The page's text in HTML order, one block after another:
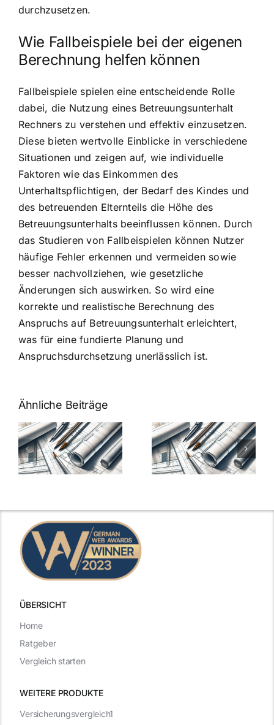
durchzusetzen.
Wie Fallbeispiele bei der eigenen
Berechnung helfen können
Fallbeispiele spielen eine entscheidende Rolle
dabei, die Nutzung eines Betreuungsunterhalt
Rechners zu verstehen und effektiv einzusetzen.
Diese bieten wertvolle Einblicke in verschiedene
Situationen und zeigen auf, wie individuelle
Faktoren wie das Einkommen des
Unterhaltspflichtigen, der Bedarf des Kindes und
des betreuenden Elternteils die Höhe des
Betreuungsunterhalts beeinflussen können. Durch
das Studieren von Fallbeispielen können Nutzer
häufige Fehler erkennen und vermeiden sowie
besser nachvollziehen, wie gesetzliche
Änderungen sich auswirken. So wird eine
korrekte und realistische Berechnung des
Anspruchs auf Betreuungsunterhalt erleichtert,
was für eine fundierte Planung und
Anspruchsdurchsetzung unerlässlich ist.
Ähnliche Beiträge
7 Mythen
über
Architekten-
Gehälter
7 Mythen
über
Architekten-
Gehälter
ÜBERSICHT
WEITERE PRODUKTE
Versicherungsvergleich1
Home
Ratgeber
Vergleich starten